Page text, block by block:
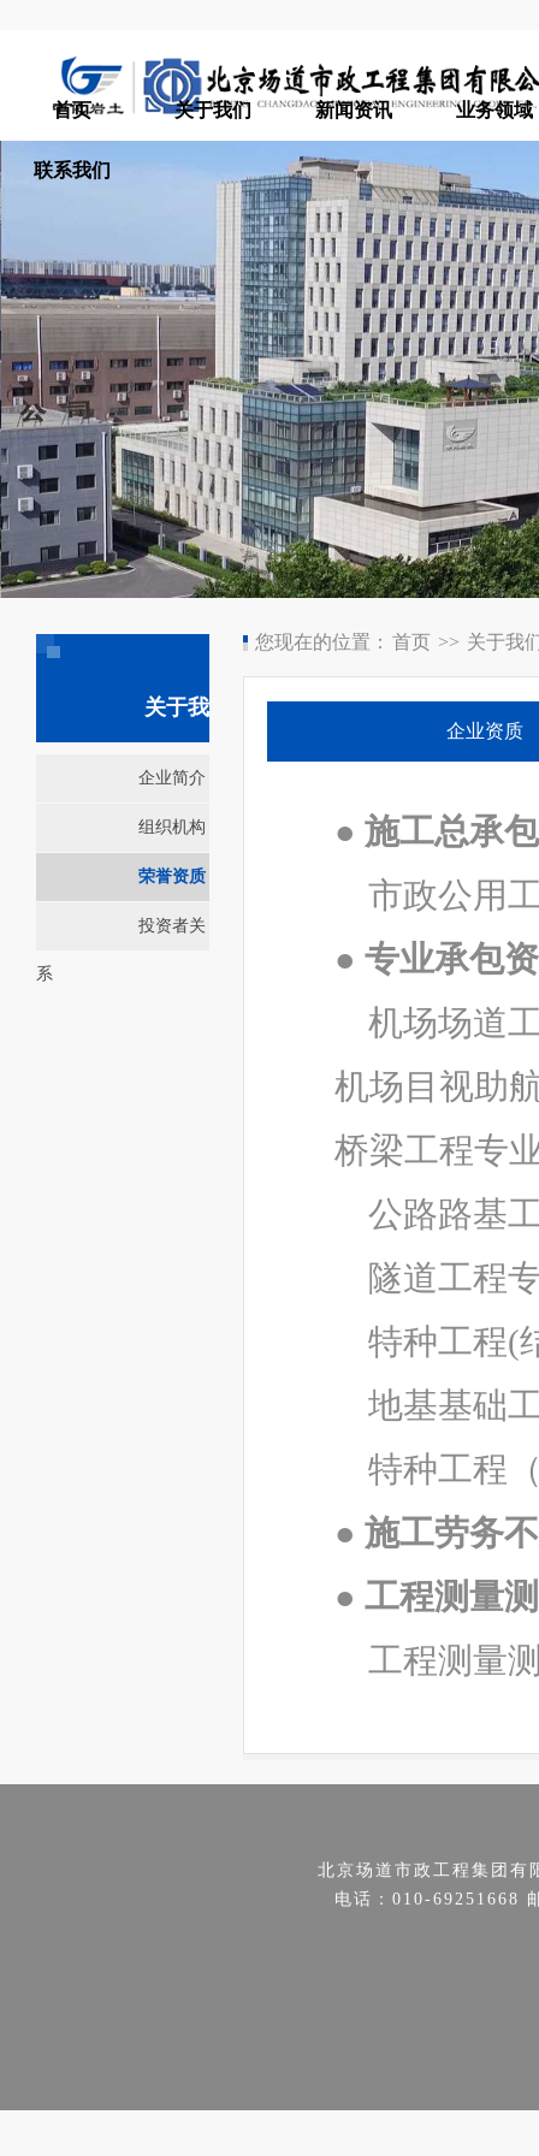
首页 关于我们 新闻资讯 业务领域
联系我们
关于我们
企业简介
组织机构
荣誉资质
投资者关
系
您现在的位置： 首页 >> 关于我
企业资质
● 施工总承
市政公用
● 专业承包
机场场道
机场目视助航
桥梁工程专业
公路路基
隧道工程
特种工程(
地基基础
特种工程
● 施工劳务
● 工程测量
工程测量
北京场道市政工程集团有
电话：010-69251668